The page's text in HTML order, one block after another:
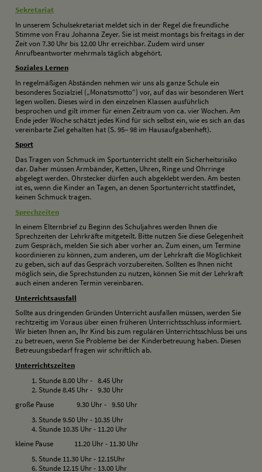
Sekretariat
In unserem Schulsekretariat meldet sich in der Regel die freundliche
Stimme von Frau Johanna Zeyer. Sie ist meist montags bis freitags in der
Zeit von 7.30 Uhr bis 12.00 Uhr erreichbar. Zudem wird unser
Anrufbeantworter mehrmals täglich abgehört.
Soziales Lernen
In regelmäßigen Abständen nehmen wir uns als ganze Schule ein
besonderes Sozialziel („Monatsmotto“) vor, auf das wir besonderen Wert
legen wollen. Dieses wird in den einzelnen Klassen ausführlich
besprochen und gilt immer für einen Zeitraum von ca. vier Wochen. Am
Ende jeder Woche schätzt jedes Kind für sich selbst ein, wie es sich an das
vereinbarte Ziel gehalten hat (S. 95– 98 im Hausaufgabenheft).
Sport
Das Tragen von Schmuck im Sportunterricht stellt ein Sicherheitsrisiko
dar. Daher müssen Armbänder, Ketten, Uhren, Ringe und Ohrringe
abgelegt werden. Ohrstecker dürfen auch abgeklebt werden. Am besten
ist es, wenn die Kinder an Tagen, an denen Sportunterricht stattfindet,
keinen Schmuck tragen.
Sprechzeiten
In einem Elternbrief zu Beginn des Schuljahres werden Ihnen die
Sprechzeiten der Lehrkräfte mitgeteilt. Bitte nutzen Sie diese Gelegenheit
zum Gespräch, melden Sie sich aber vorher an. Zum einen, um Termine
koordinieren zu können, zum anderen, um der Lehrkraft die Möglichkeit
zu geben, sich auf das Gespräch vorzubereiten. Sollten es Ihnen nicht
möglich sein, die Sprechstunden zu nutzen, können Sie mit der Lehrkraft
auch einen anderen Termin vereinbaren.
Unterrichtsausfall
Sollte aus dringenden Gründen Unterricht ausfallen müssen, werden Sie
rechtzeitig im Voraus über einen früheren Unterrichtsschluss informiert.
Wir bieten Ihnen an, Ihr Kind bis zum regulären Unterrichtsschluss bei uns
zu betreuen, wenn Sie Probleme bei der Kinderbetreuung haben. Diesen
Betreuungsbedarf fragen wir schriftlich ab.
Unterrichtszeiten
Stunde 8.00 Uhr - 8.45 Uhr
Stunde 8.45 Uhr - 9.30 Uhr
große Pause 9.30 Uhr - 9.50 Uhr
Stunde 9.50 Uhr - 10.35 Uhr
Stunde 10.35 Uhr - 11.20 Uhr
kleine Pause 11.20 Uhr - 11.30 Uhr
Stunde 11.30 Uhr - 12.15Uhr
Stunde 12.15 Uhr - 13.00 Uhr